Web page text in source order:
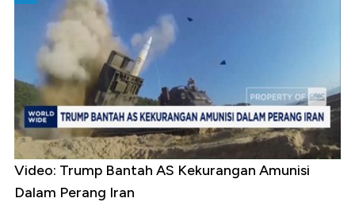
Video: Trump Bantah AS Kekurangan Amunisi
Dalam Perang Iran